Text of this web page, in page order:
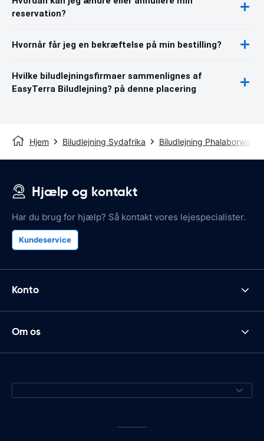
reservation?
Hvornår får jeg en bekræftelse på min bestilling?
Hvilke biludlejningsfirmaer sammenlignes af
EasyTerra Biludlejning? på denne placering
Hjem Biludlejning Sydafrika Biludlejning Phalaborwa
Hjælp og kontakt
Har du brug for hjælp? Så kontakt vores lejespecialister.
Kundeservice
Konto
Om os